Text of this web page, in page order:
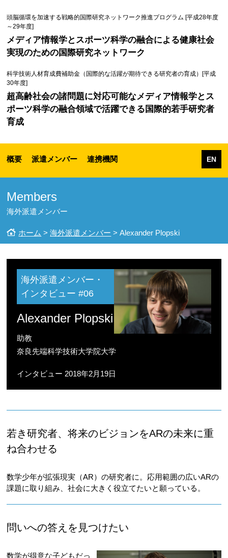
頭脳循環を加速する戦略的国際研究ネットワーク推進プログラム [平成28年度
～29年度]
メディア情報学とスポーツ科学の融合による健康社会
実現のための国際研究ネットワーク
科学技術人材育成費補助金（国際的な活躍が期待できる研究者の育成）[平成
30年度]
超高齢社会の諸問題に対応可能なメディア情報学とス
ポーツ科学の融合領域で活躍できる国際的若手研究者
育成
概要 派遣メンバー 連携機関 EN
Members
海外派遣メンバー
ホーム >海外派遣メンバー > Alexander Plopski
海外派遣メンバー・
インタビュー #06
Alexander Plopski
助教
奈良先端科学技術大学院大学
インタビュー 2018年2月19日
若き研究者、将来のビジョンをARの未来に重
ね合わせる
数学少年が拡張現実（AR）の研究者に。応用範囲の広いARの
課題に取り組み、社会に大きく役立てたいと願っている。
問いへの答えを見つけたい
数学が得意な子どもだっ